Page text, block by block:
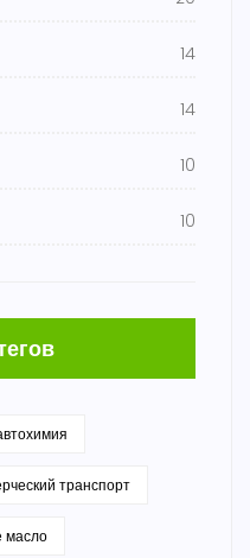
14
14
10
10
транспорт
масло